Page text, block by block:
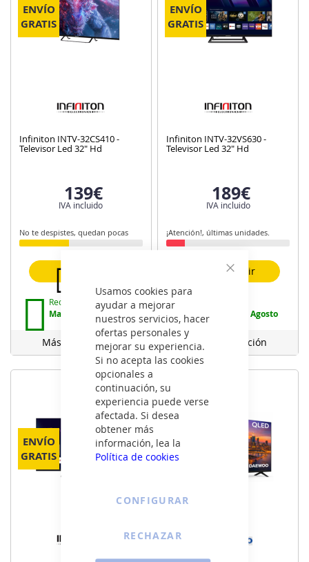
Cerrar
Usamos cookies para
ayudar a mejorar
nuestros servicios, hacer
ofertas personales y
mejorar su experiencia.
Si no acepta las cookies
opcionales a
continuación, su
experiencia puede verse
afectada. Si desea
obtener más
información, lea la
Política de cookies
CONFIGURAR
RECHAZAR
ENVÍO
GRATIS
Infiniton INTV-32CS410 -
Televisor Led 32" Hd
139€
IVA incluido
No te despistes, quedan pocas
Recíbelo:
Mañana 7 de Agosto
Más información
ENVÍO
GRATIS
Infiniton INTV-32VS630 -
Televisor Led 32" Hd
189€
IVA incluido
¡Atención!, últimas unidades.
Añadir
Mañana 7 de Agosto
Más información
ENVÍO
GRATIS
ENVÍO
GRATIS